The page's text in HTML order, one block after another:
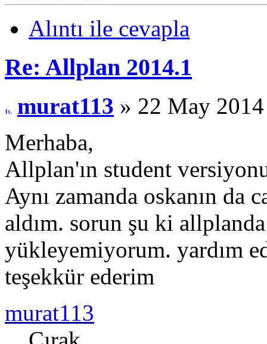
Alıntı ile cevapla
Re: Allplan 2014.1
murat113 » 22 May
Merhaba,
Allplan'ın student
Aynı zamanda oskanın da
aldım. sorun şu ki
yükleyemiyorum. yardım
teşekkür ederim
murat113